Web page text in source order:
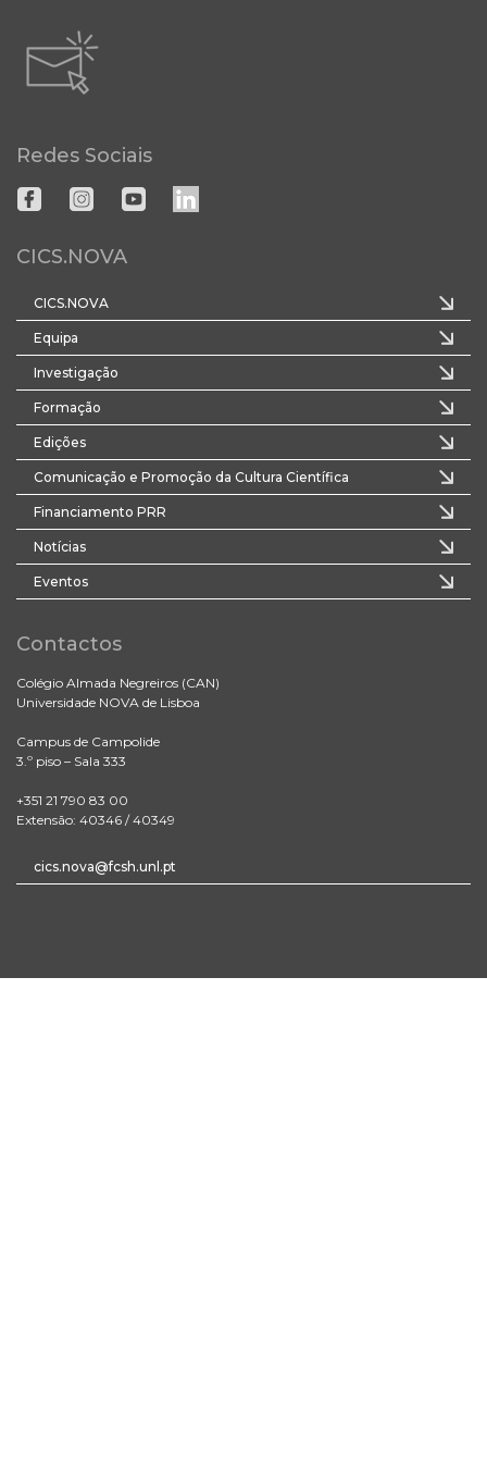
Redes Sociais
CICS.NOVA
CICS.NOVA
Equipa
Investigação
Formação
Edições
Comunicação e Promoção da Cultura Científica
Financiamento PRR
Notícias
Eventos
Contactos
Colégio Almada Negreiros (CAN)
Universidade NOVA de Lisboa
Campus de Campolide
3.º piso – Sala 333
+351 21 790 83 00
Extensão: 40346 / 40349
cics.nova@fcsh.unl.pt